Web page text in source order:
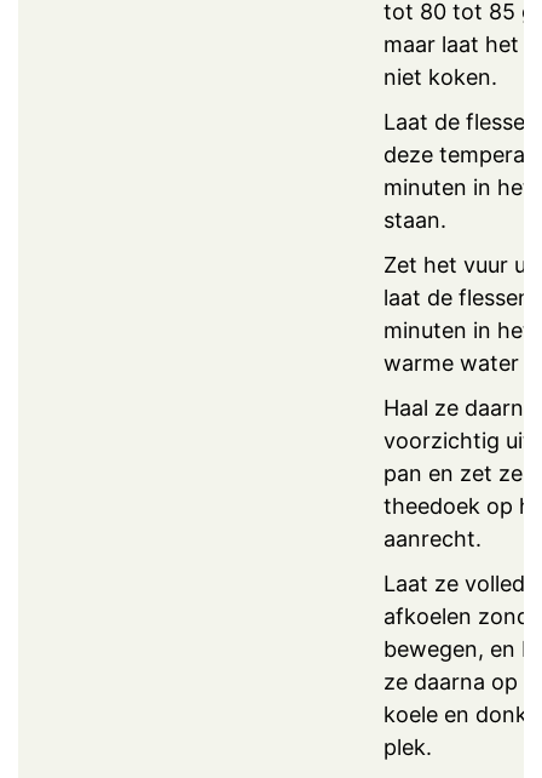
tot 80 tot 85
maar laat het
niet koken.
Laat de
deze
minuten in het
staan.
Zet het vuur
laat de flessen
minuten in het
warme water
Haal ze daarna
voorzichtig uit
pan en zet ze
theedoek op
aanrecht.
Laat ze volledig
afkoelen
bewegen, en
ze daarna op
koele en
plek.